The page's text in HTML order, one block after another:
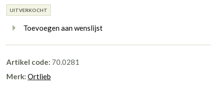
UITVERKOCHT
Toevoegen aan wenslijst
Artikel code: 70.0281
Merk: Ortlieb